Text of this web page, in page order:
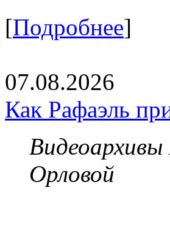
[Подробнее]
07.08.2026
Как Рафаэль
Орловой